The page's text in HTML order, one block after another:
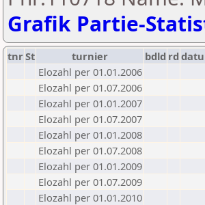
Grafik Partie-
tnrSt turnier bdld rd
Elozahl per 01.01.2006
Elozahl per 01.07.2006
Elozahl per 01.01.2007
Elozahl per 01.07.2007
Elozahl per 01.01.2008
Elozahl per 01.07.2008
Elozahl per 01.01.2009
Elozahl per 01.07.2009
Elozahl per 01.01.2010